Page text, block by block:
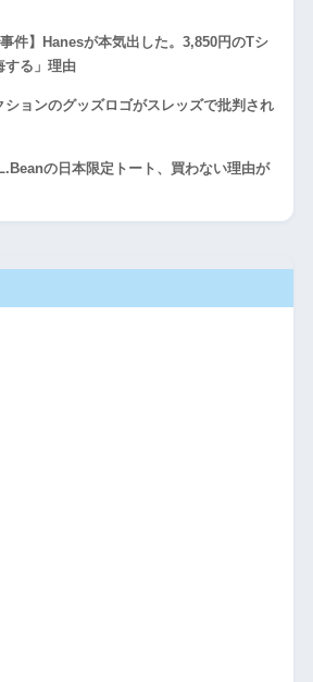
事件】Hanesが本気出した。3,850円のTシ
する」理由
ションのグッズロゴがスレッズで批判され
の日本限定トート、買わない理由が